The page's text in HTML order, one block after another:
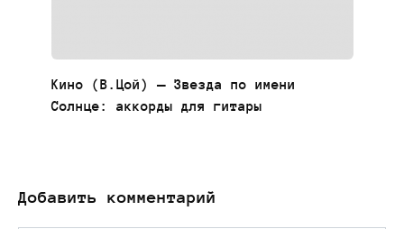
Кино (В.Цой) — Звезда по имени
Солнце: аккорды для гитары
Добавить комментарий